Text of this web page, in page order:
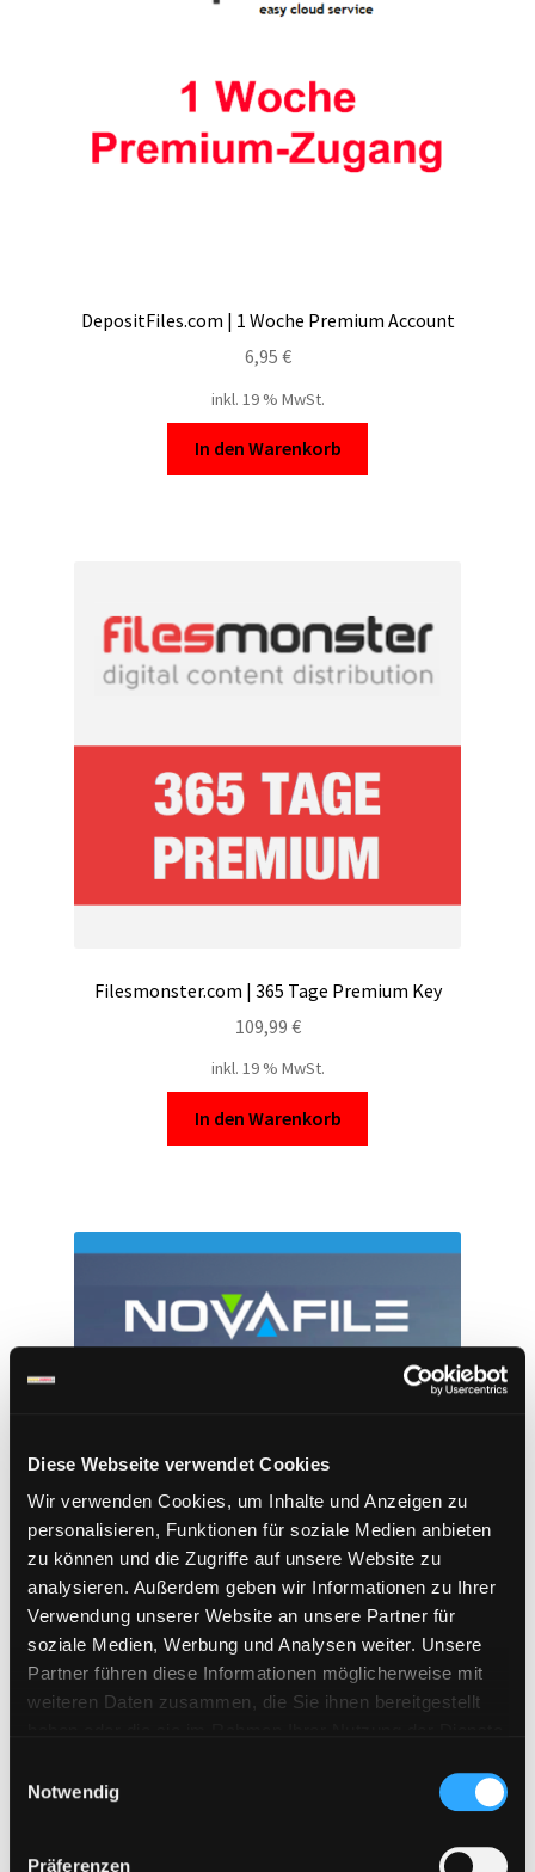
Diese Webseite verwendet Cookies
Wir verwenden Cookies, um Inhalte und Anzeigen zu
personalisieren, Funktionen für soziale Medien anbieten
zu können und die Zugriffe auf unsere Website zu
analysieren. Außerdem geben wir Informationen zu Ihrer
Verwendung unserer Website an unsere Partner für
soziale Medien, Werbung und Analysen weiter. Unsere
Partner führen diese Informationen möglicherweise mit
weiteren Daten zusammen, die Sie ihnen bereitgestellt
Cookies, wenn Sie unsere Webseite weiterhin nutzen.
Notwendig
Präferenzen
DepositFiles.com | 1 Woche Premium Account
6,95 €
inkl. 19 % MwSt.
In den Warenkorb
Filesmonster.com | 365 Tage Premium Key
109,99 €
inkl. 19 % MwSt.
In den Warenkorb
Novafile | 90 Tage Premium Key
51,95 €